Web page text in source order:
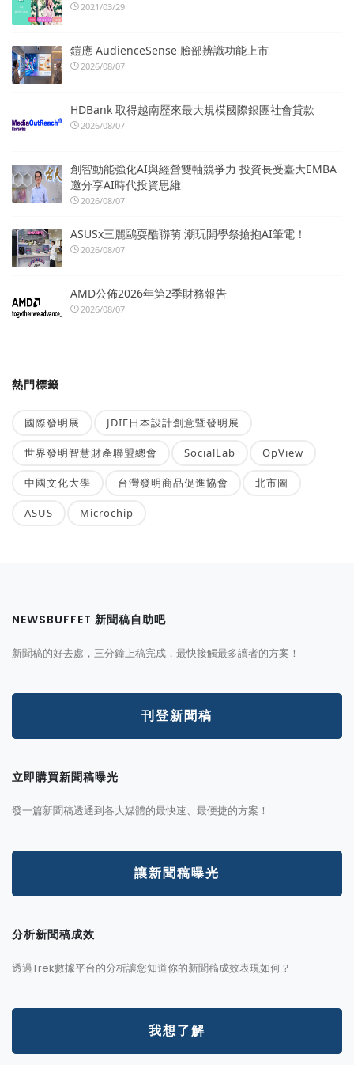
2021/03/29
鎧應 AudienceSense 臉部辨識功能上市
2026/08/07
HDBank 取得越南歷來最大規模國際銀團社會貸款
2026/08/07
創智動能強化AI與經營雙軸競爭力 投資長受臺大EMBA
邀分享AI時代投資思維
2026/08/07
ASUSx三麗鷗耍酷聯萌 潮玩開學祭搶抱AI筆電！
2026/08/07
AMD公佈2026年第2季財務報告
2026/08/07
熱門標籤
國際發明展 JDIE日本設計創意暨發明展
世界發明智慧財產聯盟總會 SocialLab OpView
中國文化大學 台灣發明商品促進協會 北市圖
ASUS Microchip
NEWSBUFFET 新聞稿自助吧
新聞稿的好去處，三分鐘上稿完成，最快接觸最多讀者的方案！
刊登新聞稿
立即購買新聞稿曝光
發一篇新聞稿透通到各大媒體的最快速、最便捷的方案！
讓新聞稿曝光
分析新聞稿成效
透過Trek數據平台的分析讓您知道你的新聞稿成效表現如何？
我想了解